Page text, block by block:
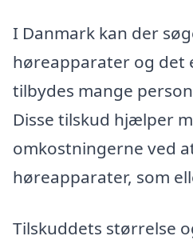
I Danmark kan der
høreapparater og det
tilbydes mange
Disse tilskud hjælper
omkostningerne ved
høreapparater, som
Tilskuddets størrelse